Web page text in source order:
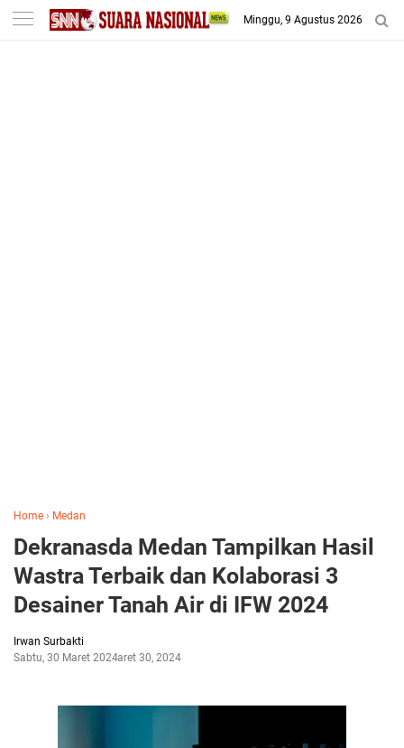
-->
Minggu, 9 Agustus 2026
Home › Medan
Dekranasda Medan Tampilkan Hasil
Wastra Terbaik dan Kolaborasi 3
Desainer Tanah Air di IFW 2024
Irwan Surbakti
Sabtu, 30 Maret 2024Maret 30, 2024